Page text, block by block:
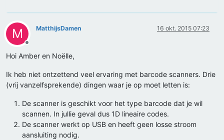
M
Offline
MatthijsDamen 16 okt. 2015 07:23
Hoi Amber en Noëlle,
Ik heb niet ontzettend veel ervaring met barcode scanners. Drie
(vrij vanzelfsprekende) dingen waar je op moet letten is:
De scanner is geschikt voor het type barcode dat je wil
scannen. In jullie geval dus 1D lineaire codes.
De scanner werkt op USB en heeft geen losse stroom
aansluiting nodig.